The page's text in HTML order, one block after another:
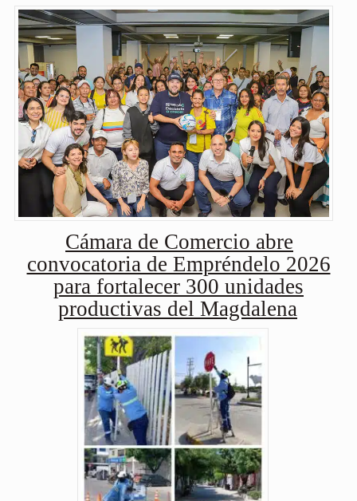
Cámara de Comercio abre
convocatoria de Empréndelo 2026
para fortalecer 300 unidades
productivas del Magdalena